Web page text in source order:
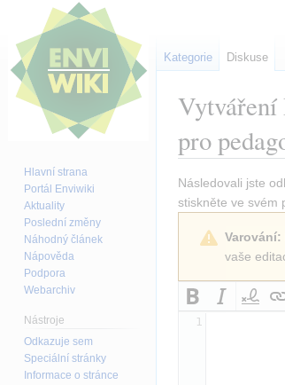
Vytváření
pro
Skočit
na
Skočit
na
Následovali jste
stiskněte ve svém
Varování:
vaše
1
Kategorie Diskuse
Hlavní strana
Portál Enviwiki
Aktuality
Poslední změny
Náhodný článek
Nápověda
Podpora
Webarchiv
Nástroje
Odkazuje sem
Speciální stránky
Informace o stránce